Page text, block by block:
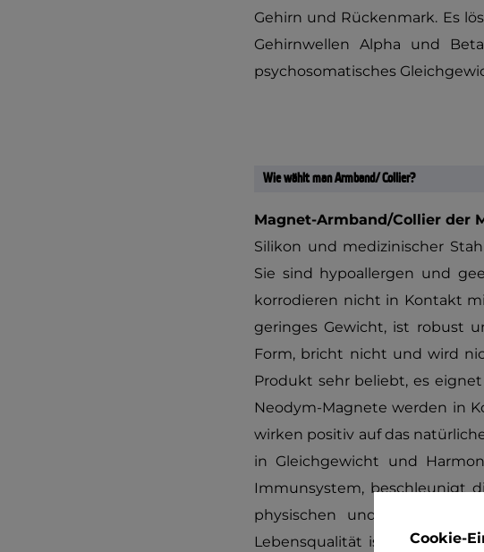
Gehirn und Rückenmark. Es
Gehirnwellen Alpha und
psychosomatisches
Wie wählt man Armband/ Collier?
Magnet-Armband/Collier der
Silikon und medizinischer
Sie sind hypoallergen und
korrodieren nicht in Kontakt
geringes Gewicht, ist robust
Form, bricht nicht und wird
Produkt sehr beliebt, es
Neodym-Magnete werden in
wirken positiv auf das
in Gleichgewicht und
Immunsystem, beschleunigt
physischen und
Lebensqualität ist dieser Typ
Cookie-